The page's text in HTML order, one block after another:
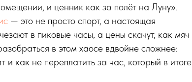
и ценник как за полёт на Луну».
— это не просто спорт, а настоящая
в пиковые часы, а цены скачут, как мяч
в этом хаосе вдвойне сложнее:
и как не переплатить за час, который в итоге